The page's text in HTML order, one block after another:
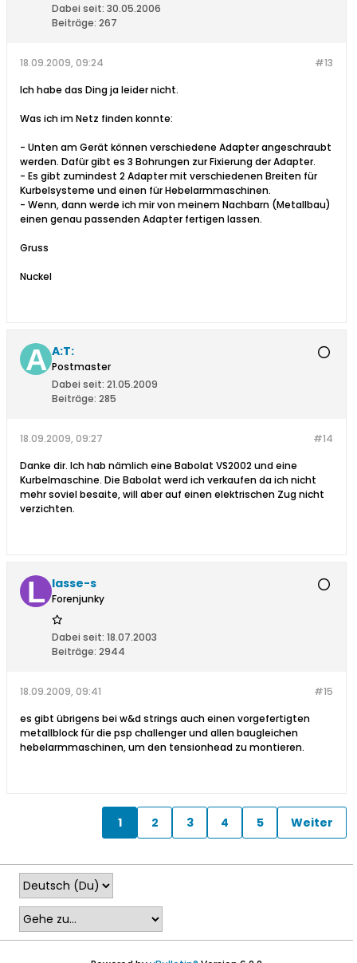
Dabei seit: 30.05.2006
Beiträge: 267
#13
18.09.2009, 09:24
Ich habe das Ding ja leider nicht.
Was ich im Netz finden konnte:
- Unten am Gerät können verschiedene Adapter angeschraubt
werden. Dafür gibt es 3 Bohrungen zur Fixierung der Adapter.
- Es gibt zumindest 2 Adapter mit verschiedenen Breiten für
Kurbelsysteme und einen für Hebelarmmaschinen.
- Wenn, dann werde ich mir von meinem Nachbarn (Metallbau)
einen genau passenden Adapter fertigen lassen.
Gruss
Nuckel
A:T:
Postmaster
Dabei seit: 21.05.2009
Beiträge: 285
#14
18.09.2009, 09:27
Danke dir. Ich hab nämlich eine Babolat VS2002 und eine
Kurbelmaschine. Die Babolat werd ich verkaufen da ich nicht
mehr soviel besaite, will aber auf einen elektrischen Zug nicht
verzichten.
lasse-s
Forenjunky
Dabei seit: 18.07.2003
Beiträge: 2944
#15
18.09.2009, 09:41
es gibt übrigens bei w&d strings auch einen vorgefertigten
metallblock für die psp challenger und allen baugleichen
hebelarmmaschinen, um den tensionhead zu montieren.
1 2 3 4 5 Weiter